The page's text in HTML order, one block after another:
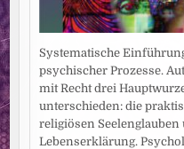
Systematische
psychischer Prozesse.
mit Recht drei
unterschieden: die
religiösen
Lebenserklärung.